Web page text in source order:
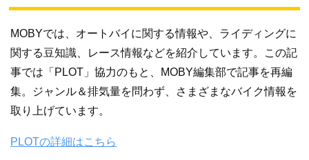
MOBYでは、オートバイに関する情報や、ライディングに
関する豆知識、レース情報などを紹介しています。この記
事では「PLOT」協力のもと、MOBY編集部で記事を再編
集。ジャンル＆排気量を問わず、さまざまなバイク情報を
取り上げています。
PLOTの詳細はこちら